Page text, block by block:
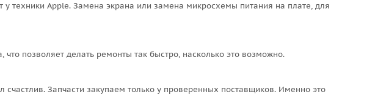
техники Apple. Замена экрана или замена микросхемы питания на плате, для
позволяет делать ремонты так быстро, насколько это возможно.
Запчасти закупаем только у проверенных поставщиков. Именно это